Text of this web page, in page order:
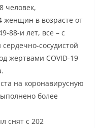
человек,
женщин в возрасте от
88-и лет, все – с
сосудистой
жертвами COVID-19
на коронавирусную
более
снят с 202